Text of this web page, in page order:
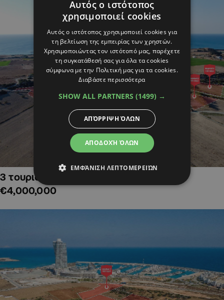
3 τουριστικά χωράφια στην Αλαμινό,
€4,000,000
Αυτός ο ιστότοπος
χρησιμοποιεί cookies
Αυτός ο ιστότοπος χρησιμοποιεί cookies για
τη βελτίωση της εμπειρίας των χρηστών.
Χρησιμοποιώντας τον ιστότοπό μας, παρέχετε
τη συγκατάθεσή σας για όλα τα cookies
σύμφωνα με την Πολιτική μας για τα cookies.
Διαβάστε περισσότερα
SHOW ALL PARTNERS (1499) →
ΑΠΟΔΟΧΉ ΌΛΩΝ
ΑΠΌΡΡΙΨΗ ΌΛΩΝ
ΕΜΦΆΝΙΣΗ ΛΕΠΤΟΜΕΡΕΙΏΝ